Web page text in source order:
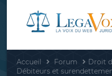
Accueil Forum
Droit
Débiteurs et